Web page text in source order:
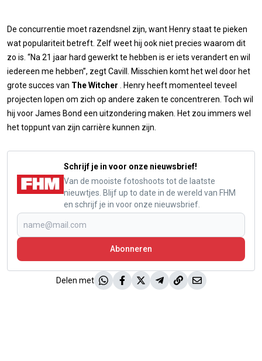
De concurrentie moet razendsnel zijn, want Henry staat te pieken
wat populariteit betreft. Zelf weet hij ook niet precies waarom dit
zo is. “Na 21 jaar hard gewerkt te hebben is er iets verandert en wil
iedereen me hebben”, zegt Cavill. Misschien komt het wel door het
grote succes van The Witcher . Henry heeft momenteel teveel
projecten lopen om zich op andere zaken te concentreren. Toch wil
hij voor James Bond een uitzondering maken. Het zou immers wel
het toppunt van zijn carrière kunnen zijn.
Schrijf je in voor onze nieuwsbrief!
Van de mooiste fotoshoots tot de laatste
nieuwtjes. Blijf up to date in de wereld van FHM
en schrijf je in voor onze nieuwsbrief.
Abonneren
Delen met